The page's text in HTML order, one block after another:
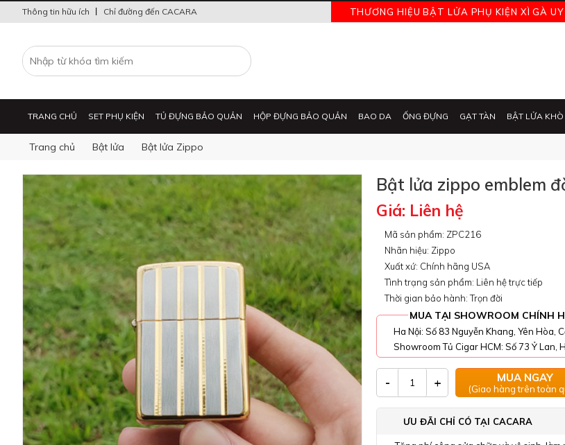
THƯƠNG HIỆU BẬT LỬA PHỤ KIỆN XÌ GÀ
Thông tin hữu ích Chỉ đường đến CACARA
TRANG CHỦ SET PHỤ KIỆN TỦ ĐỰNG BẢO QUẢN HỘP ĐỰNG BẢO QUẢN BAO DA ỐNG ĐỰNG GẠT TÀN BẬT LỬA KHÒ
Trang chủ Bật lửa Bật lửa Zippo
Bật lửa zippo emblem
Giá: Liên hệ
Mã sản phẩm: ZPC216
Nhãn hiệu: Zippo
Xuất xứ: Chính hãng USA
Tình trạng sản phẩm: Liên hệ trực tiếp
Thời gian bảo hành: Trọn đời
MUA TẠI SHOWROOM CHÍNH
Ha Nội: Số 83 Nguyễn Khang, Yên Hòa,
Showroom Tủ Cigar HCM: Số 73 Ỷ Lan,
- + MUA NGAY
(Giao hàng trên toàn
ƯU ĐÃI CHỈ CÓ TẠI CACARA